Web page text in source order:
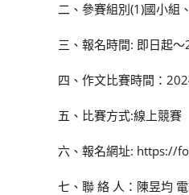
二、參賽組別(1)國小組
三、報名時間: 即日起
四、作文比賽時間：
五、比賽方式:線上競賽
六、報名網址: https://
七、聯 絡 人：陳昱均